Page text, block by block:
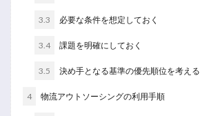
3.3 必要な条件を想定しておく
3.4 課題を明確にしておく
3.5 決め手となる基準の優先順位を考える
4 物流アウトソーシングの利用手順